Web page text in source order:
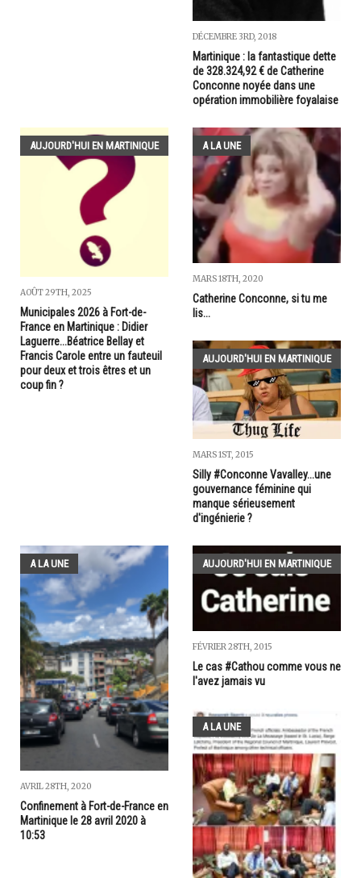
DÉCEMBRE 3RD, 2018
Martinique : la fantastique dette
de 328.324,92 € de Catherine
Conconne noyée dans une
opération immobilière foyalaise
AUJOURD'HUI EN MARTINIQUE
AOÛT 29TH, 2025
Municipales 2026 à Fort-de-
France en Martinique : Didier
Laguerre...Béatrice Bellay et
Francis Carole entre un fauteuil
pour deux et trois êtres et un
coup fin ?
A LA UNE
MARS 18TH, 2020
Catherine Conconne, si tu me
lis...
AUJOURD'HUI EN MARTINIQUE
MARS 1ST, 2015
Silly #Conconne Vavalley...une
gouvernance féminine qui
manque sérieusement
d'ingénierie ?
A LA UNE
AVRIL 28TH, 2020
Confinement à Fort-de-France en
Martinique le 28 avril 2020 à
10:53
AUJOURD'HUI EN MARTINIQUE
FÉVRIER 28TH, 2015
Le cas #Cathou comme vous ne
l'avez jamais vu
A LA UNE